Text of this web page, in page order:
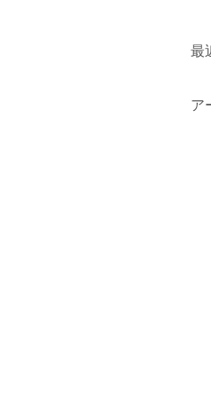
最
ア